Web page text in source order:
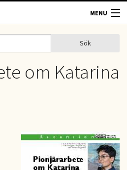
MENU
Sök
om Katarina